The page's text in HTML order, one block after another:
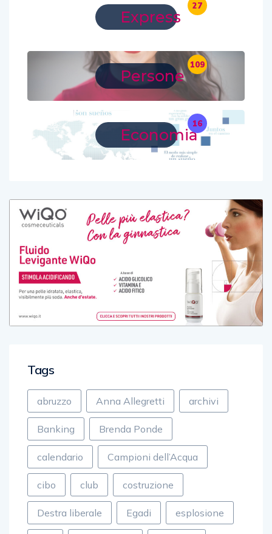
Express
27
Persone
109
Economia
16
Tags
abruzzo Anna Allegretti archivi
Banking Brenda Ponde
calendario Campioni dell’Acqua
cibo club costruzione
Destra liberale Egadi esplosione